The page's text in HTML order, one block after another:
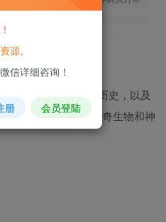
品拥有15年以上的历史，以及
至包括一个探索传奇生物和神
源。
信详细咨询！
册 会员登陆